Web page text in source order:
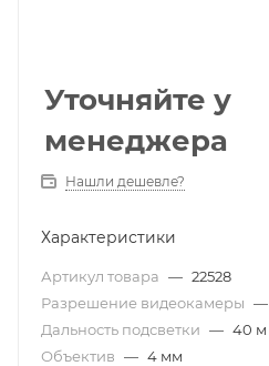
Уточняйте у
менеджера
Нашли дешевле?
Характеристики
Артикул товара — 22528
Разрешение видеокамеры —
Дальность подсветки — 40 м
Объектив — 4 мм